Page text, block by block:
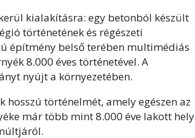
kialakításra: egy betonból készült
történetének és régészeti
építmény belső terében multimédiás
8.000 éves történetével. A
nyújt a környezetében.
történelmét, amely egészen az
már több mint 8.000 éve lakott hely